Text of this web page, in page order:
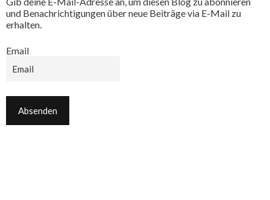
und Benachrichtigungen über neue Beiträge via E-Mail zu
erhalten.
Email